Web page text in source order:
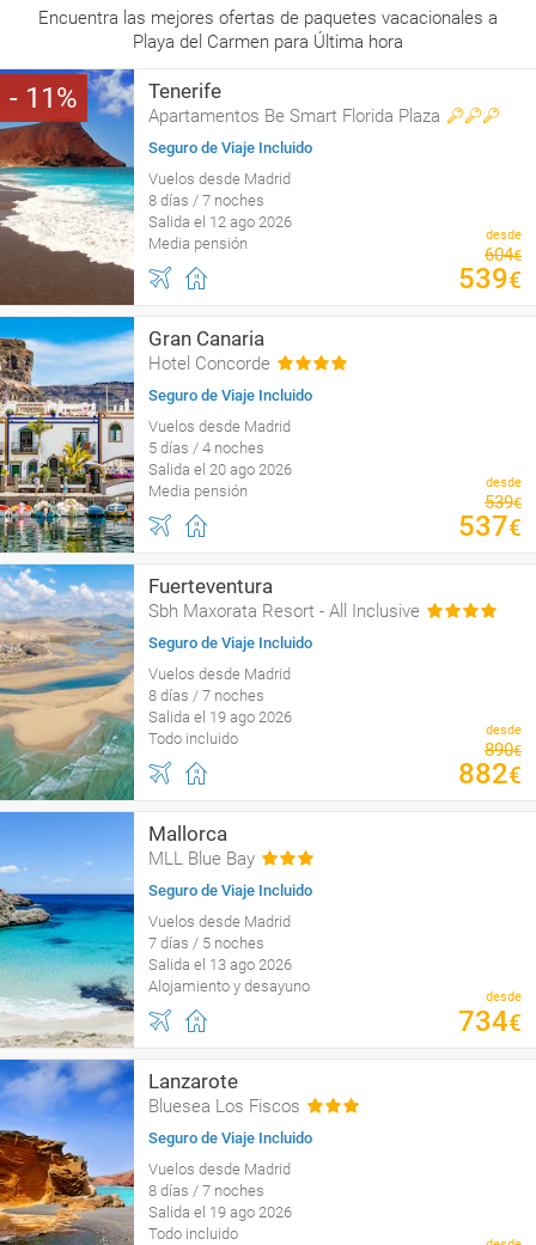
Encuentra las mejores ofertas de paquetes vacacionales a
Playa del Carmen para Última hora
11 Tenerife
Apartamentos Be Smart Florida Plaza
Seguro de Viaje Incluido
Vuelos desde Madrid
8 días / 7 noches
Salida el 12 ago 2026
Media pensión
desde
604€
539€
Gran Canaria
Hotel Concorde
Seguro de Viaje Incluido
Vuelos desde Madrid
5 días / 4 noches
Salida el 20 ago 2026
Media pensión
desde
539€
537€
Fuerteventura
Sbh Maxorata Resort - All Inclusive
Seguro de Viaje Incluido
Vuelos desde Madrid
8 días / 7 noches
Salida el 19 ago 2026
Todo incluido
desde
890€
882€
Mallorca
MLL Blue Bay
Seguro de Viaje Incluido
Vuelos desde Madrid
7 días / 5 noches
Salida el 13 ago 2026
Alojamiento y desayuno
desde
734€
Lanzarote
Bluesea Los Fiscos
Seguro de Viaje Incluido
Vuelos desde Madrid
8 días / 7 noches
Salida el 19 ago 2026
Todo incluido